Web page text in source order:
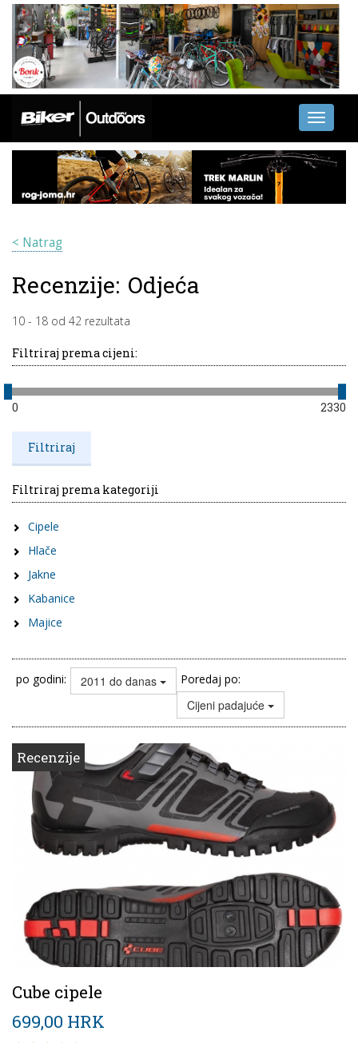
Toggle
< Natrag
Recenzije: Odjeća
10 - 18 od 42 rezultata
Filtriraj prema cijeni:
0 2330
Filtriraj prema kategoriji
Cipele
Hlače
Jakne
Kabanice
Majice
po godini: 2011 do danas Poredaj po:
Cijeni padajuće
Recenzije
Cube cipele
699,00 HRK